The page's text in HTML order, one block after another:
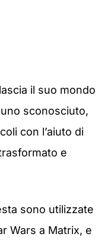
il suo mondo
sconosciuto,
con l’aiuto di
e
sono utilizzate
Wars a Matrix, e